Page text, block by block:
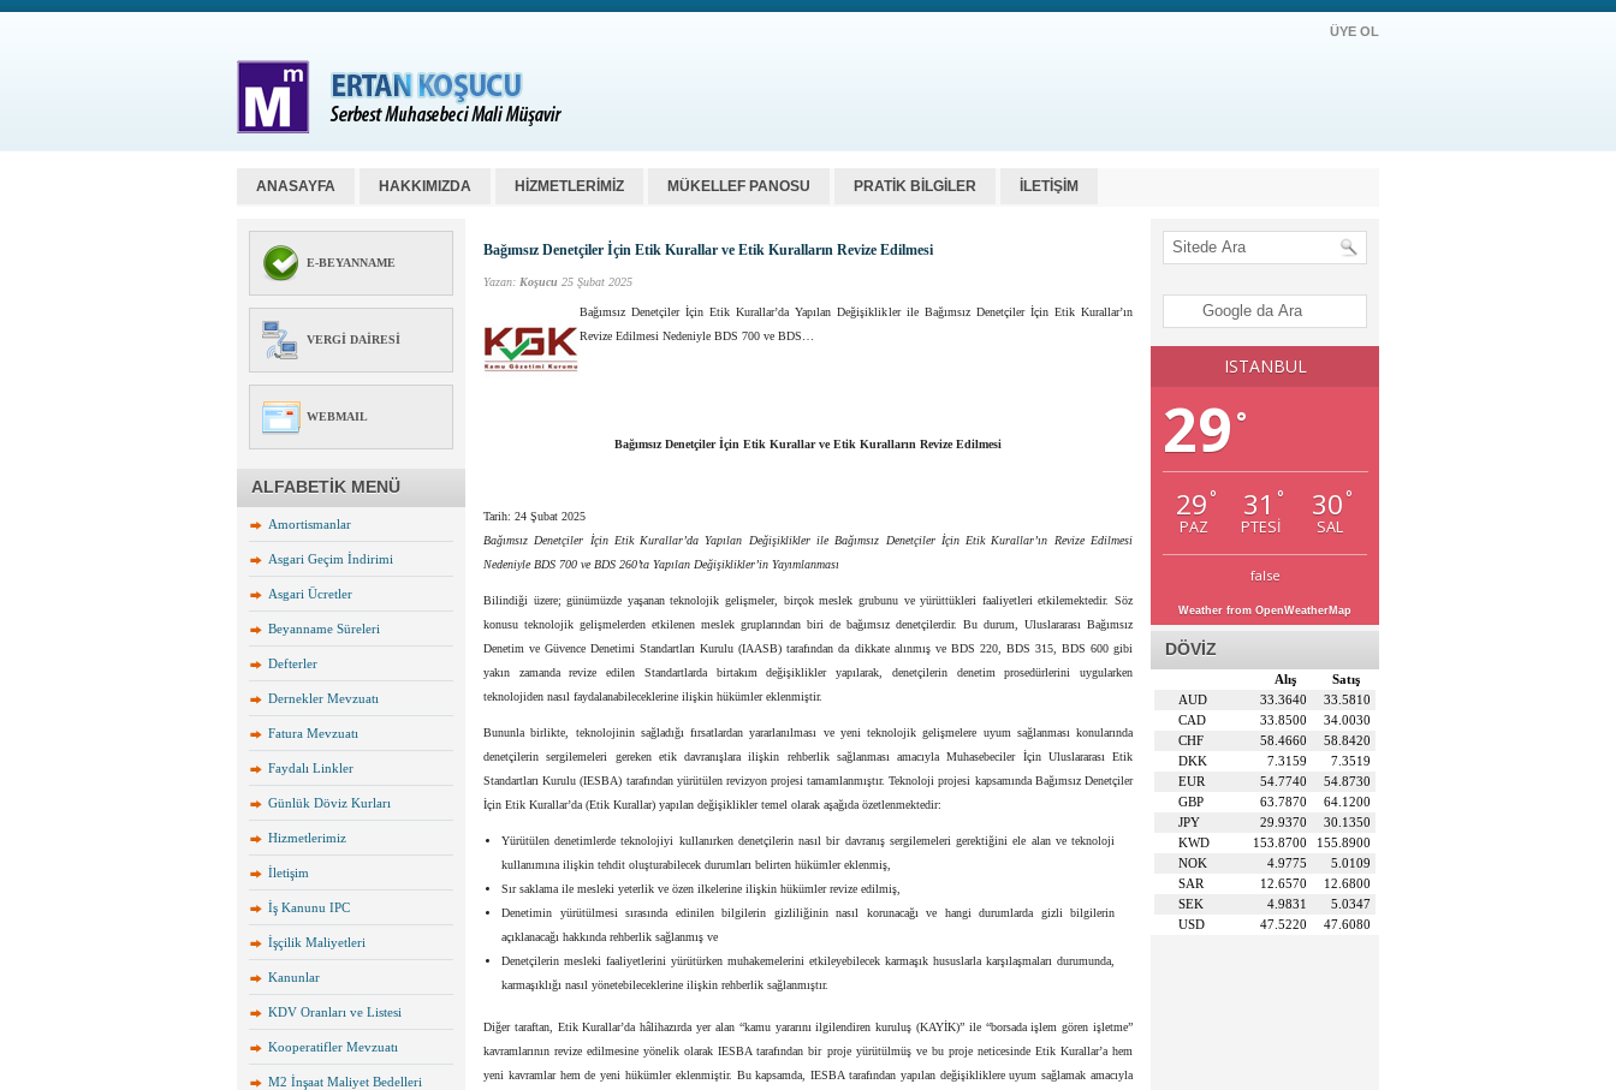
ÜYE OL
ANASAYFA HAKKIMIZDA HİZMETLERİMİZ MÜKELLEF PANOSU PRATİK BİLGİLER İLETİŞİM
E-BEYANNAME
VERGI DAIRESI
WEBMAIL
ALFABETİK MENÜ
Amortismanlar
Asgari Geçim İndirimi
Asgari Ücretler
Beyanname Süreleri
Defterler
Dernekler Mevzuatı
Fatura Mevzuatı
Faydalı Linkler
Günlük Döviz Kurları
Hizmetlerimiz
İletişim
İş Kanunu IPC
İşçilik Maliyetleri
Kanunlar
KDV Oranları ve Listesi
Kooperatifler Mevzuatı
M2 İnşaat Maliyet Bedelleri
Bağımsız Denetçiler İçin Etik Kurallar ve Etik Kuralların Revize Edilmesi
Yazan: Koşucu 25 Şubat 2025
Bağımsız Denetçiler İçin Etik Kurallar’da Yapılan Değişiklikler ile Bağımsız Denetçiler İçin Etik Kurallar’ın
Revize Edilmesi Nedeniyle BDS 700 ve BDS…
Bağımsız Denetçiler İçin Etik Kurallar ve Etik Kuralların Revize Edilmesi
Tarih: 24 Şubat 2025
Bağımsız Denetçiler İçin Etik Kurallar’da Yapılan Değişiklikler ile Bağımsız Denetçiler İçin Etik Kurallar’ın Revize Edilmesi
Nedeniyle BDS 700 ve BDS 260’ta Yapılan Değişiklikler’in Yayımlanması
Bilindiği üzere; günümüzde yaşanan teknolojik gelişmeler, birçok meslek grubunu ve yürüttükleri faaliyetleri etkilemektedir. Söz
konusu teknolojik gelişmelerden etkilenen meslek gruplarından biri de bağımsız denetçilerdir. Bu durum, Uluslararası Bağımsız
Denetim ve Güvence Denetimi Standartları Kurulu (IAASB) tarafından da dikkate alınmış ve BDS 220, BDS 315, BDS 600 gibi
yakın zamanda revize edilen Standartlarda birtakım değişiklikler yapılarak, denetçilerin denetim prosedürlerini uygularken
teknolojiden nasıl faydalanabileceklerine ilişkin hükümler eklenmiştir.
Bununla birlikte, teknolojinin sağladığı fırsatlardan yararlanılması ve yeni teknolojik gelişmelere uyum sağlanması konularında
denetçilerin sergilemeleri gereken etik davranışlara ilişkin rehberlik sağlanması amacıyla Muhasebeciler İçin Uluslararası Etik
Standartları Kurulu (IESBA) tarafından yürütülen revizyon projesi tamamlanmıştır. Teknoloji projesi kapsamında Bağımsız Denetçiler
İçin Etik Kurallar’da (Etik Kurallar) yapılan değişiklikler temel olarak aşağıda özetlenmektedir:
Yürütülen denetimlerde teknolojiyi kullanırken denetçilerin nasıl bir davranış sergilemeleri gerektiğini ele alan ve teknoloji
kullanımına ilişkin tehdit oluşturabilecek durumları belirten hükümler eklenmiş,
Sır saklama ile mesleki yeterlik ve özen ilkelerine ilişkin hükümler revize edilmiş,
Denetimin yürütülmesi sırasında edinilen bilgilerin gizliliğinin nasıl korunacağı ve hangi durumlarda gizli bilgilerin
açıklanacağı hakkında rehberlik sağlanmış ve
Denetçilerin mesleki faaliyetlerini yürütürken muhakemelerini etkileyebilecek karmaşık hususlarla karşılaşmaları durumunda,
karmaşıklığı nasıl yönetebileceklerine ilişkin rehberlik sağlanmıştır.
Diğer taraftan, Etik Kurallar’da hâlihazırda yer alan “kamu yararını ilgilendiren kuruluş (KAYİK)” ile “borsada işlem gören işletme”
kavramlarının revize edilmesine yönelik olarak IESBA tarafından bir proje yürütülmüş ve bu proje neticesinde Etik Kurallar’a hem
yeni kavramlar hem de yeni hükümler eklenmiştir. Bu kapsamda, IESBA tarafından yapılan değişikliklere uyum sağlamak amacıyla
ISTANBUL
29 °
29 °
PAZ
31 °
PTESI
30 °
SAL
false
Weather from OpenWeatherMap
DÖVİZ
Satış
Alış
AUD
33.5810
33.3640
CAD
34.0030
33.8500
CHF
58.8420
58.4660
DKK
7.3519
7.3159
EUR
54.8730
54.7740
GBP
64.1200
63.7870
JPY
30.1350
29.9370
KWD
155.8900
153.8700
NOK
5.0109
4.9775
SAR
12.6800
12.6570
SEK
5.0347
4.9831
USD
47.6080
47.5220